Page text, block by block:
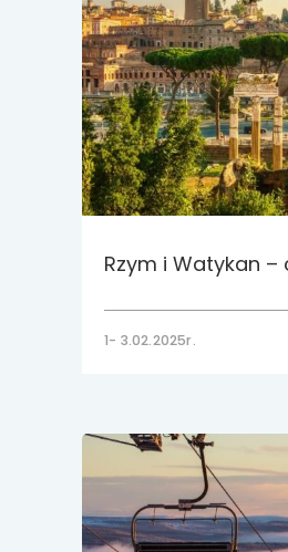
Rzym i Watykan
1- 3.02.2025r.